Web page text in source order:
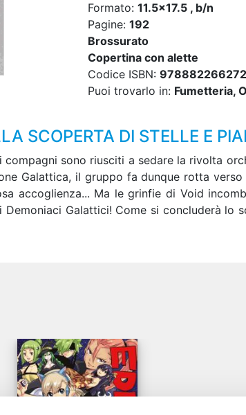
Formato: 11.5x17.5 , b/n
Pagine: 192
Brossurato
Copertina con alette
Codice ISBN:
Puoi trovarlo in: Fumetteria,
SCOPERTA DI STELLE E
compagni sono riusciti a sedare la rivolta
Galattica, il gruppo fa dunque rotta verso
accoglienza... Ma le grinfie di Void
Galattici! Come si concluderà lo